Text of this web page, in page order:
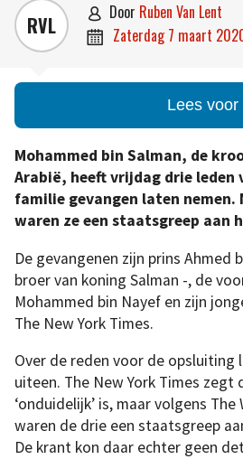
RVL  door Ruben Van Lent
 zaterdag 7 maart
Lees voor
Mohammed bin Salman, de
Arabië, heeft vrijdag drie leden
familie gevangen laten nemen.
waren ze een staatsgreep aan
De gevangenen zijn prins Ahmed
broer van koning Salman -, de
Mohammed bin Nayef en zijn
The New York Times.
Over de reden voor de opsluiting
uiteen. The New York Times zegt
‘onduidelijk’ is, maar volgens
waren de drie een staatsgreep
De krant kon daar echter geen